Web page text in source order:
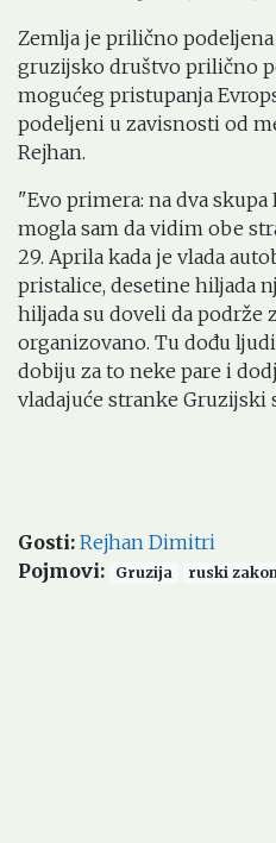
Zemlja je prilično
gruzijsko društvo prilično
mogućeg pristupanja
podeljeni u zavisnosti od
Rejhan.
"Evo primera: na dva
mogla sam da vidim obe
29. Aprila kada je vlada
pristalice, desetine hiljada
hiljada su doveli da podrže
organizovano. Tu dođu
dobiju za to neke pare i
vladajuće stranke Gruzijski
Gosti: Rejhan Dimitri
Pojmovi: Gruzija ruski